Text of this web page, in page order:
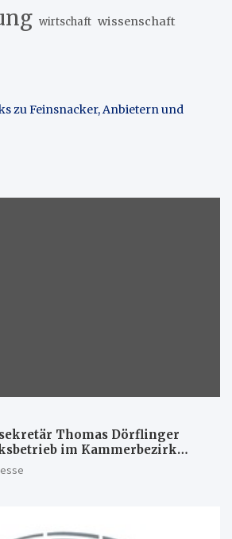
wirtschaft wissenschaft
zu Feinsnacker, Anbietern und
Thomas Dörflinger
im Kammerbezirk